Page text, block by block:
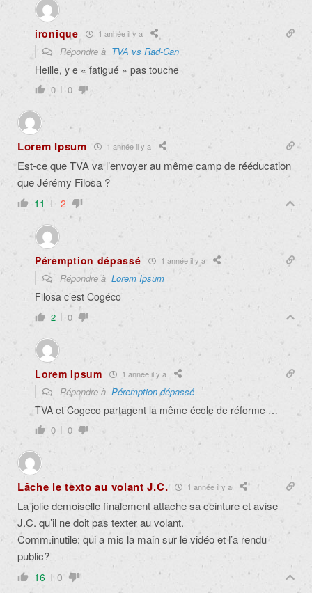
ironique 1 année il y a
Répondre à TVA vs Rad-Can
Heille, y e « fatigué » pas touche
0 0
Lorem Ipsum 1 année il y a
Est-ce que TVA va l’envoyer au même camp de rééducation
que Jérémy Filosa ?
11 -2
Péremption dépassé 1 année il y a
Répondre à Lorem Ipsum
Filosa c’est Cogéco
2 0
Lorem Ipsum 1 année il y a
Répondre à Péremption dépassé
TVA et Cogeco partagent la même école de réforme …
0 0
Lâche le texto au volant J.C. 1 année il y a
La jolie demoiselle finalement attache sa ceinture et avise
J.C. qu’il ne doit pas texter au volant.
Comm.inutile: qui a mis la main sur le vidéo et l’a rendu
public?
16 0